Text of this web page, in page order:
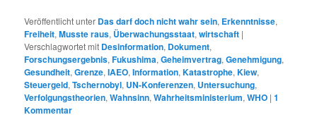
Veröffentlicht unter Das darf doch nicht wahr sein, Erkenntnisse,
Freiheit,Musste raus, Überwachungsstaat,wirtschaft |
Verschlagwortet mit Desinformation, Dokument,
Forschungsergebnis,Fukushima,Geheimvertrag,Genehmigung,
Gesundheit,Grenze,IAEO,Information,Katastrophe,Kiew,
Steuergeld,Tschernobyl, UN-Konferenzen, Untersuchung,
Verfolgungstheorien,Wahnsinn,Wahrheitsministerium,WHO |1
Kommentar